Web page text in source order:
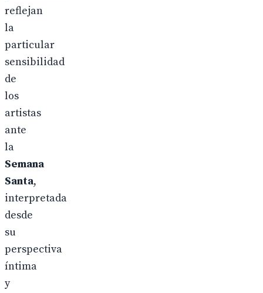
reflejan
la
particular
sensibilidad
de
los
artistas
ante
la
Semana
Santa,
interpretada
desde
su
perspectiva
íntima
y